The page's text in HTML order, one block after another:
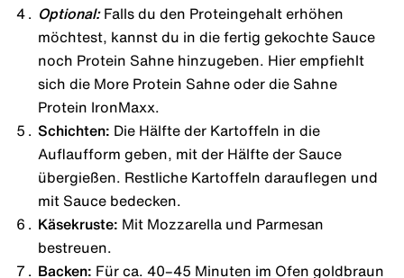
Optional:Falls du den Proteingehalt erhöhen
möchtest, kannst du in die fertig gekochte Sauce
noch Protein Sahne hinzugeben. Hier empfiehlt
sich die More Protein Sahneoder die Sahne
Protein IronMaxx
Schichten: Die Hälfte der Kartoffeln in die
Auflaufform geben, mit der Hälfte der Sauce
übergießen. Restliche Kartoffeln darauflegen und
mit Sauce bedecken.
Käsekruste: Mit Mozzarella und Parmesan
bestreuen.
Backen: Für ca. 40–45 Minuten im Ofen goldbraun